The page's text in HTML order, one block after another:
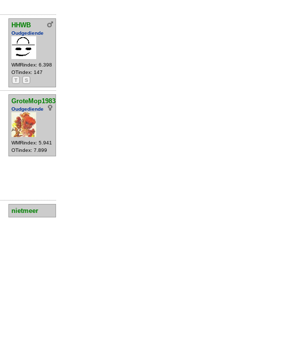
HHWB
Oudgediende
WMRindex: 6.398
OTindex: 147
T
S
GroteMop1983
Oudgediende
WMRindex: 5.941
OTindex: 7.899
nietmeer